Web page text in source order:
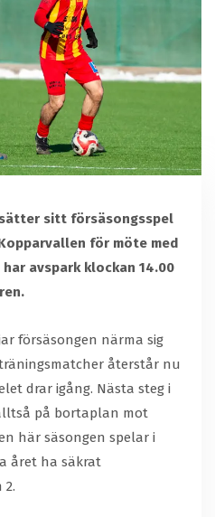
sitt försäsongsspel
för möte med
har avspark klockan 14.00
försäsongen närma sig
återstår nu
drar igång. Nästa steg i
på bortaplan mot
här säsongen spelar i
året ha säkrat
2.